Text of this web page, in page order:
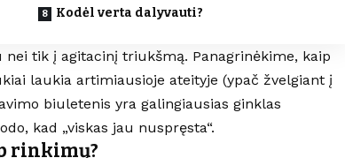
Kodėl verta dalyvauti?
tik į agitacinį triukšmą. Panagrinėkime, kaip
laukia artimiausioje ateityje (ypač žvelgiant į
biuletenis yra galingiausias ginklas
kad „viskas jau nuspręsta“.
rinkimų?